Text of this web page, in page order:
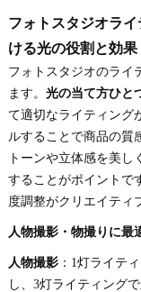
フォトスタジオラ
ける光の役割と効果
フォトスタジオのライ
ます。 光の当て方ひと
て適切なライティング
ルすることで商品の質
トーンや立体感を美
することがポイントで
度調整がクリエイティ
人物撮影・物撮りに最
人物撮影：1灯ライテ
し、3灯ライティング